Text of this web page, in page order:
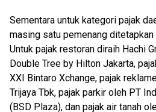
Sementara untuk kategori pajak
masing satu pemenang
Untuk pajak restoran diraih Hachi
Double Tree by Hilton Jakarta,
XXI Bintaro Xchange, pajak
Trijaya Tbk, pajak parkir oleh PT
(BSD Plaza), dan pajak air tanah